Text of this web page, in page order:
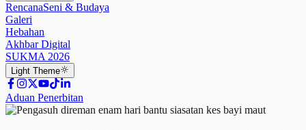
RencanaSeni & Budaya
Galeri
Hebahan
Akhbar Digital
SUKMA 2026
Light Theme
Aduan Penerbitan